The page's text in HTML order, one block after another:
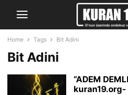
Home Tags Bit Adini
Bit Adini
“ADEM
kuran19.org-